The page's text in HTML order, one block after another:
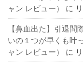
ャン レビュー）
に
【鼻血出た】引退
いの１つが早くも叶
ャン レビュー）
に